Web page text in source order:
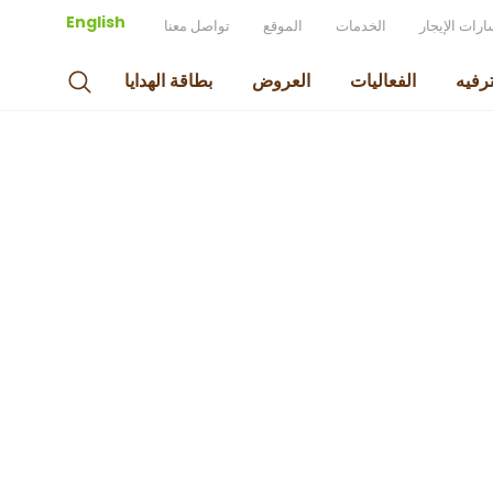
الإيجار الخدمات الموقع تواصل معنا English
الفعاليات العروض بطاقة الهدايا